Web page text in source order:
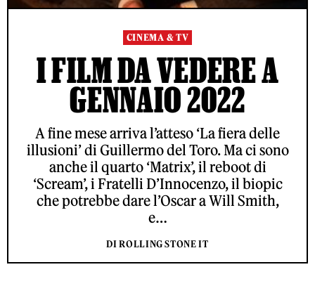
CINEMA & TV
I FILM DA VEDERE A
GENNAIO 2022
A fine mese arriva l’atteso ‘La fiera delle
illusioni’ di Guillermo del Toro. Ma ci sono
anche il quarto ‘Matrix’, il reboot di
‘Scream’, i Fratelli D’Innocenzo, il biopic
che potrebbe dare l’Oscar a Will Smith,
e…
DI ROLLING STONE IT